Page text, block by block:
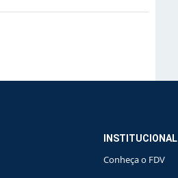
INSTITUCIONAL
Conheça o FDV